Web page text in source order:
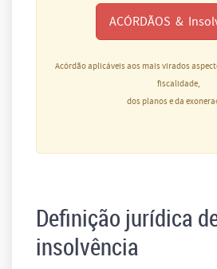
ACÓRDÃOS &
Acórdão aplicáveis aos mais virados
fiscalidade,
dos planos e da
Definição jurídica
insolvência